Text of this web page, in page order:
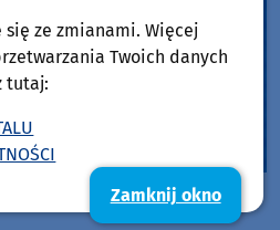
się ze zmianami. Więcej
Twoich danych
tutaj:
Zamknij okno